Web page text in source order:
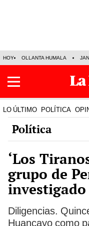
HOY OLLANTA HUMALA
LO ÚLTIMO POLÍTICA
Política
‘Los
grupo de
investigado
Diligencias.
Huancayo como